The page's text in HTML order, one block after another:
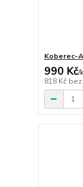
Koberec-
990 Kč/
818 Kč bez